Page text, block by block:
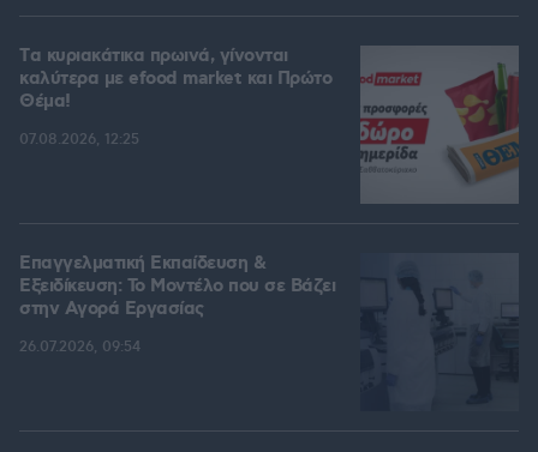
Tα κυριακάτικα πρωινά, γίνονται
καλύτερα με efood market και Πρώτο
Θέμα!
07.08.2026, 12:25
Επαγγελματική Εκπαίδευση &
Εξειδίκευση: Το Mοντέλο που σε Bάζει
στην Aγορά Eργασίας
26.07.2026, 09:54